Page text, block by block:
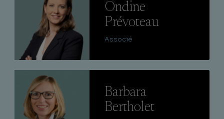
Ondine
Prévoteau
Associé
Barbara
Bertholet